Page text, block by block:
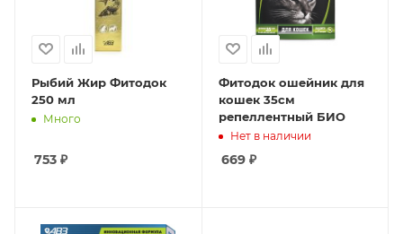
Рыбий Жир Фитодок
250 мл
Много
753 ₽
Фитодок ошейник для
кошек 35см
репеллентный БИО
Нет в наличии
669₽